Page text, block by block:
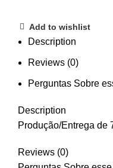
Add to wishlist
Description
Reviews (0)
Perguntas Sobre
Description
Produção/Entrega de
Reviews (0)